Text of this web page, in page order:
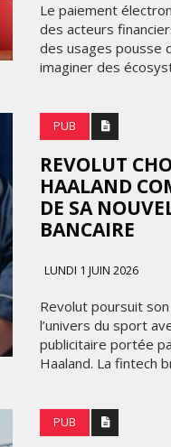
Le paiement
des acteurs
des usages pousse
imaginer des
PUB
REVOLUT
HAALAND
DE SA
BANCAIRE
LUNDI 1 JUIN 2026
Revolut poursuit
l’univers du sport
publicitaire portée
Haaland. La fintech
PUB
LUNDI 6
DES